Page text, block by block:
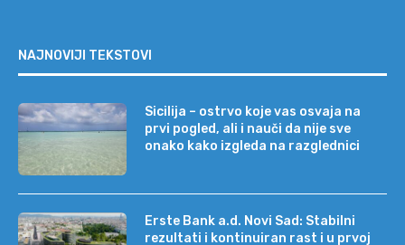
NAJNOVIJI TEKSTOVI
Sicilija – ostrvo koje vas osvaja na
prvi pogled, ali i nauči da nije sve
onako kako izgleda na razglednici
Erste Bank a.d. Novi Sad: Stabilni
rezultati i kontinuiran rast i u prvoj